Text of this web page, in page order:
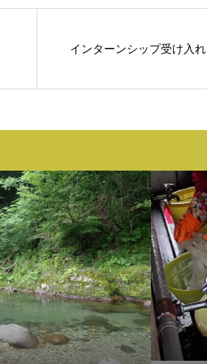
インターンシップ受け入れ